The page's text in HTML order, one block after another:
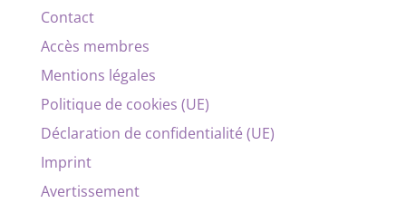
Contact
Accès membres
Mentions légales
Politique de cookies (UE)
Déclaration de confidentialité (UE)
Imprint
Avertissement